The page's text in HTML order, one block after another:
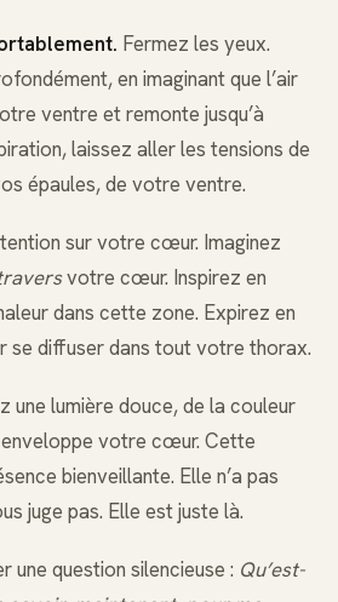
Fermez les yeux.
en imaginant que l’air
ventre et remonte jusqu’à
laissez aller les tensions de
épaules, de votre ventre.
sur votre cœur. Imaginez
votre cœur. Inspirez en
dans cette zone. Expirez en
se diffuser dans tout votre thorax.
une lumière douce, de la couleur
votre cœur. Cette
bienveillante. Elle n’a pas
juge pas. Elle est juste là.
une question silencieuse : Qu’est-